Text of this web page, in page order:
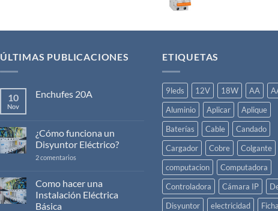
ÚLTIMAS PUBLICACIONES
10
Nov
Enchufes 20A
en
Enchufes
20A
¿Cómo funciona un
Disyuntor Eléctrico?
2 comentarios
Disyuntor
Eléctrico?
Como hacer una
Instalación Eléctrica
Básica
ETIQUETAS
9leds 12V 18W AA
Aluminio
Aplicar
Aplique
Baterías
Cable
Candado
Cargador
Cobre
Colgante
computacion
Computadora
Controladora
Cámara IP
Disyuntor
electricidad Ficha